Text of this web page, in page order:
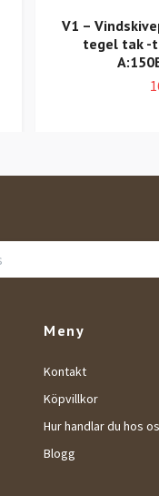
V1 –
tegel tak -
Meny
Kontakt
Köpvillkor
Hur handlar du hos
Blogg